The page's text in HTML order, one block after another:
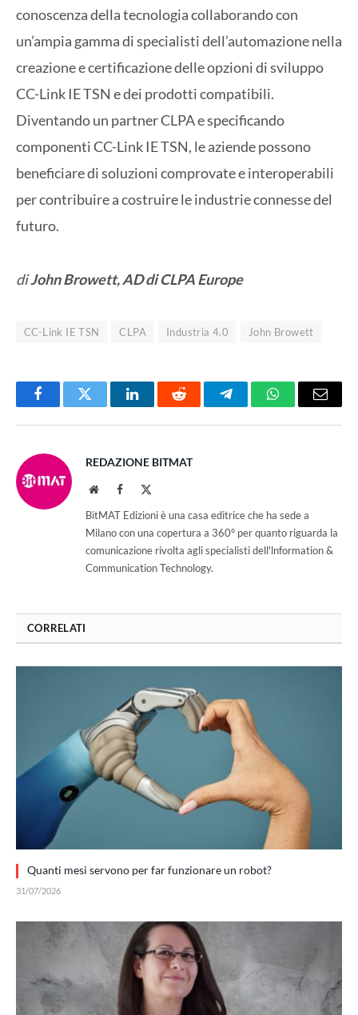
conoscenza della tecnologia collaborando con
un’ampia gamma di specialisti dell’automazione nella
creazione e certificazione delle opzioni di sviluppo
CC-Link IE TSN e dei prodotti compatibili.
Diventando un partner CLPA e specificando
componenti CC-Link IE TSN, le aziende possono
beneficiare di soluzioni comprovate e interoperabili
per contribuire a costruire le industrie connesse del
futuro.
diJohn Browett, AD di CLPA Europe
CC-Link IE TSN CLPA Industria 4.0 John Browett
FacebookTwitter LinkedInReddit TelegramWhatsAppEmail
REDAZIONE BITMAT
WebsiteFacebook
BitMAT Edizioni è una casa editrice che ha sede a
Milano con una copertura a 360° per quanto riguarda la
comunicazione rivolta agli specialisti dell'lnformation &
Communication Technology.
CORRELATI
Quanti mesi servono per far funzionare un robot?
31/07/2026